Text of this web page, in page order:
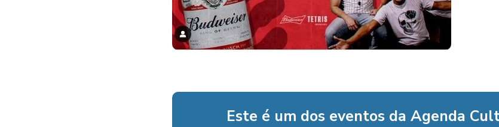
Este é um dos eventos da Agenda